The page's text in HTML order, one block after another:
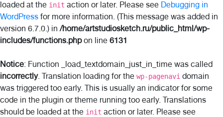
loaded at the init action or later. Please see Debugging in
WordPress for more information. (This message was added in
version 6.7.0.) in/home/artstudiosketch.ru/public_html/wp-
includes/functions.phpon line 6131
Notice: Function _load_textdomain_just_in_time was called
incorrectly. Translation loading for the wp-pagenavi domain
was triggered too early. This is usually an indicator for some
code in the plugin or theme running too early. Translations
should be loaded at the init action or later. Please see